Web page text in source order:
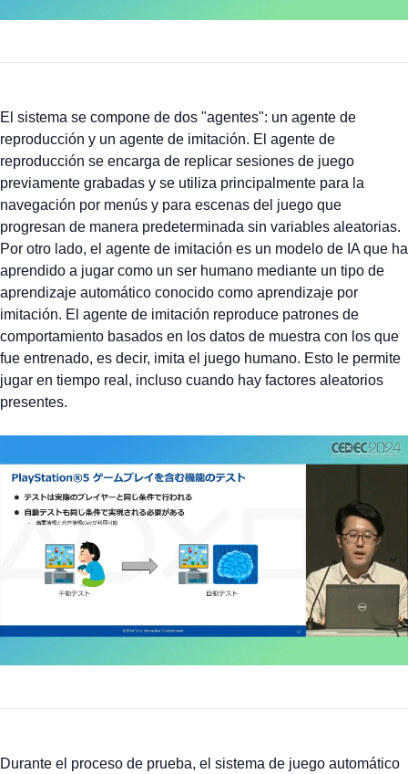
El sistema se compone de dos "agentes": un agente de
reproducción y un agente de imitación. El agente de
reproducción se encarga de replicar sesiones de juego
previamente grabadas y se utiliza principalmente para la
navegación por menús y para escenas del juego que
progresan de manera predeterminada sin variables aleatorias.
Por otro lado, el agente de imitación es un modelo de IA que ha
aprendido a jugar como un ser humano mediante un tipo de
aprendizaje automático conocido como aprendizaje por
imitación. El agente de imitación reproduce patrones de
comportamiento basados en los datos de muestra con los que
fue entrenado, es decir, imita el juego humano. Esto le permite
jugar en tiempo real, incluso cuando hay factores aleatorios
presentes.
Durante el proceso de prueba, el sistema de juego automático